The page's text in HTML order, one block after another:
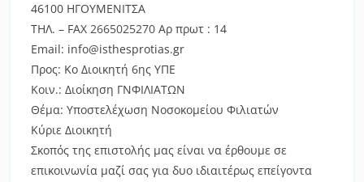
46100 ΗΓΟΥΜΕΝΙΤΣΑ
ΤΗΛ. – FAX2665025270 Αρ πρωτ : 14
Εmail: info@isthesprotias.gr
Προς: Κο Διοικητή 6ης ΥΠΕ
Κοιν.: Διοίκηση ΓΝΦΙΛΙΑΤΩΝ
Θέμα: Υποστελέχωση Νοσοκομείου Φιλιατών
Κύριε Διοικητή
Σκοπός της επιστολής μας είναι να έρθουμε σε
επικοινωνία μαζί σας για δυο ιδιαιτέρως επείγοντα